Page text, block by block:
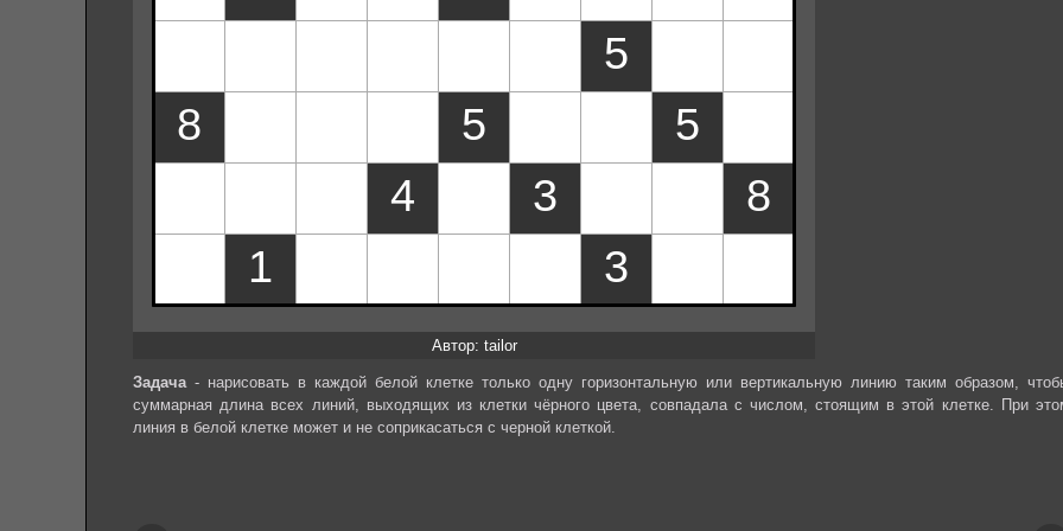
Автор: tailor
Задача - нарисовать в каждой белой клетке только одну горизонтальную или вертикальную линию таким образом,
суммарная длина всех линий, выходящих из клетки чёрного цвета, совпадала с числом, стоящим в этой клетке. При
линия в белой клетке может и не соприкасаться с черной клеткой.